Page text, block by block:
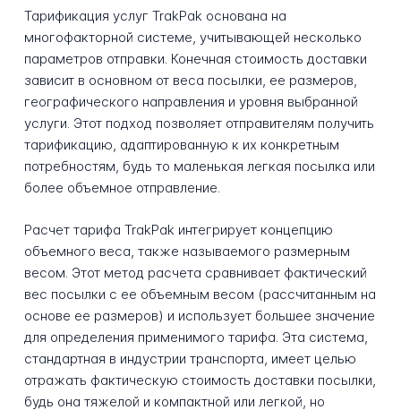
Тарификация услуг TrakPak основана на
многофакторной системе, учитывающей несколько
параметров отправки. Конечная стоимость доставки
зависит в основном от веса посылки, ее размеров,
географического направления и уровня выбранной
услуги. Этот подход позволяет отправителям получить
тарификацию, адаптированную к их конкретным
потребностям, будь то маленькая легкая посылка или
более объемное отправление.
Расчет тарифа TrakPak интегрирует концепцию
объемного веса, также называемого размерным
весом. Этот метод расчета сравнивает фактический
вес посылки с ее объемным весом (рассчитанным на
основе ее размеров) и использует большее значение
для определения применимого тарифа. Эта система,
стандартная в индустрии транспорта, имеет целью
отражать фактическую стоимость доставки посылки,
будь она тяжелой и компактной или легкой, но